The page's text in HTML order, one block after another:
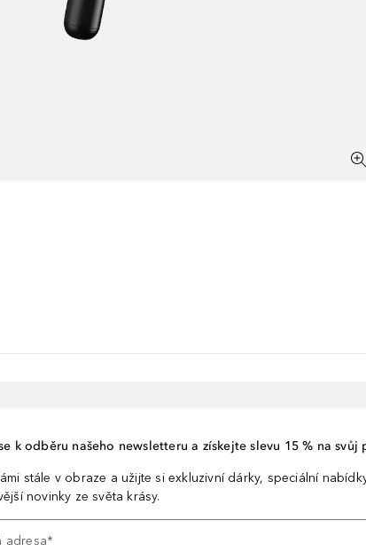
k odběru našeho newsletteru a získejte slevu 15 % na svůj
stále v obraze a užijte si exkluzivní dárky, speciální
novinky ze světa krásy.
adresa*